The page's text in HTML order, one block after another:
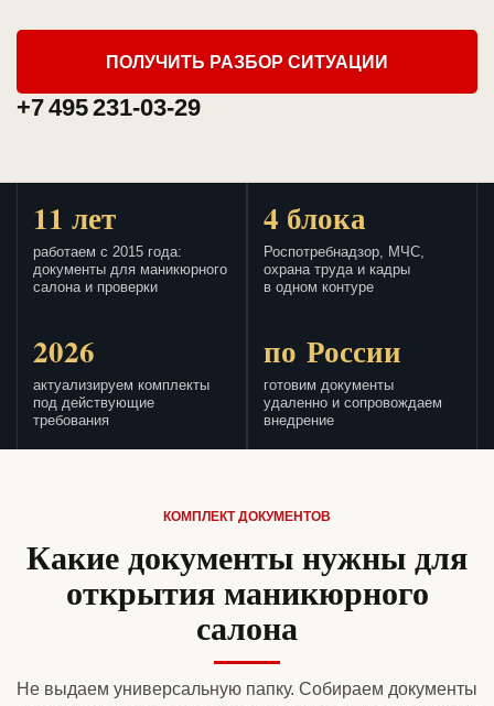
ПОЛУЧИТЬ РАЗБОР СИТУАЦИИ
+7 495 231-03-29
11 лет
работаем с 2015 года:
документы для маникюрного
салона и проверки
4 блока
Роспотребнадзор, МЧС,
охрана труда и кадры
в одном контуре
2026
актуализируем комплекты
под действующие
требования
по России
готовим документы
удаленно и сопровождаем
внедрение
КОМПЛЕКТ ДОКУМЕНТОВ
Какие документы нужны для
открытия маникюрного
салона
Не выдаем универсальную папку. Собираем документы